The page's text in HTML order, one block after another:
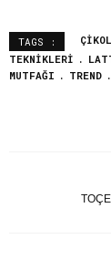
TAGS :
TEKNIKLERI
MUTFAĞI
TREND